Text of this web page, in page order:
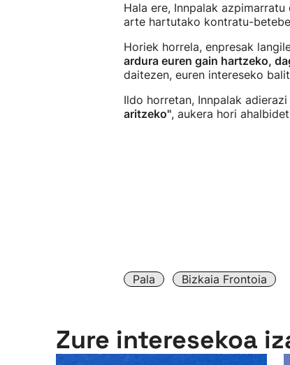
Hala ere, Innpalak azpimarratu
arte hartutako kontratu-
Horiek horrela, enpresak
ardura euren gain hartzeko,
daitezen, euren intereseko
Ildo horretan, Innpalak
aritzeko", aukera hori
Pala Bizkaia Frontoia
Zure interesekoa